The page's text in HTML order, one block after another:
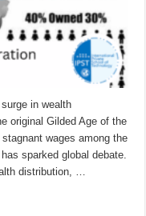
in wealth
original Gilded Age of the
wages among the
sparked global debate.
distribution, …